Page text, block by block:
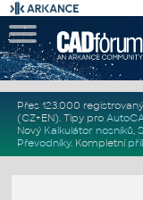
Přes 123.000
(CZ+EN). Tipy pro
Nový Kalkulátor nosníků,
Převodníky. Kompletní